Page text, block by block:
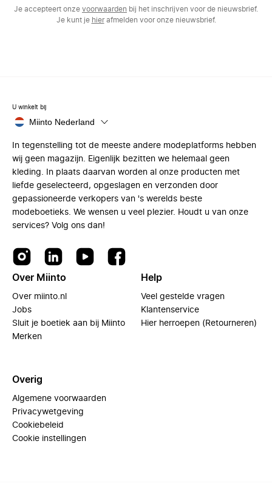
Je accepteert onze voorwaarden bij het inschrijven voor de nieuwsbrief.
Je kunt je hierafmelden voor onze nieuwsbrief.
U winkelt bij
Miinto Nederland
In tegenstelling tot de meeste andere modeplatforms hebben
wij geen magazijn. Eigenlijk bezitten we helemaal geen
kleding. In plaats daarvan worden al onze producten met
liefde geselecteerd, opgeslagen en verzonden door
gepassioneerde verkopers van 's werelds beste
modeboetieks. We wensen u veel plezier. Houdt u van onze
services? Volg ons dan!
Over Miinto
Over miinto.nl
Jobs
Sluit je boetiek aan bij Miinto
Merken
Help
Veel gestelde vragen
Klantenservice
Hier herroepen (Retourneren)
Overig
Algemene voorwaarden
Privacywetgeving
Cookiebeleid
Cookie instellingen